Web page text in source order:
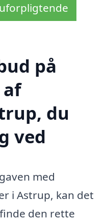
på
du
ved
med
i Astrup, kan det
den rette